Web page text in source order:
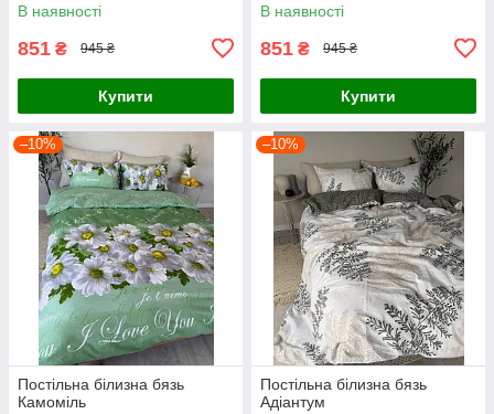
В наявності
851 ₴ 945 ₴
Купити
В наявності
851 ₴ 945 ₴
Купити
–10%
Постільна білизна бязь
Камоміль
–10%
Постільна білизна бязь
Адіантум